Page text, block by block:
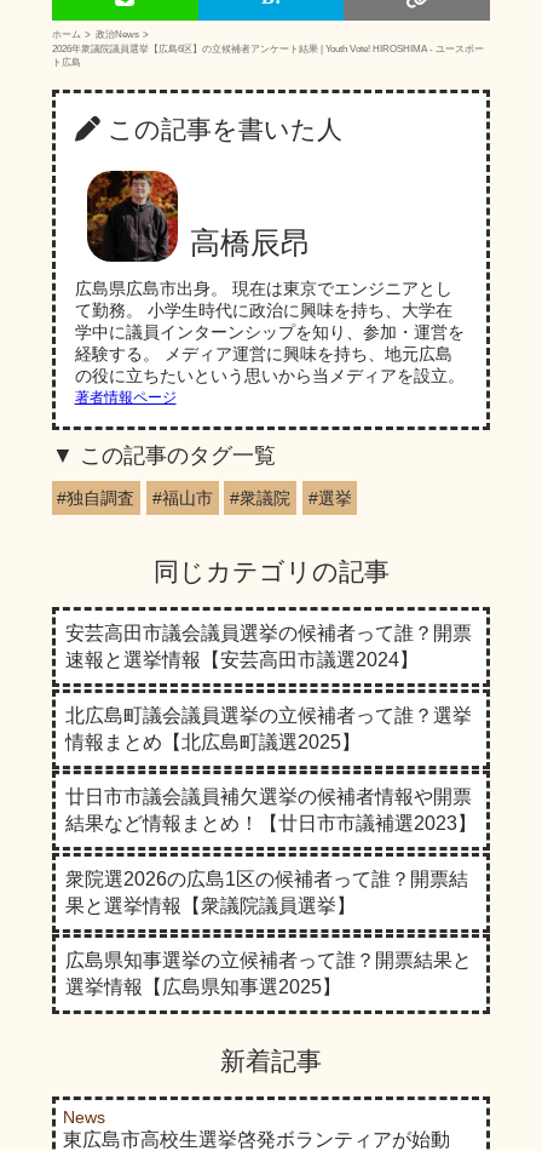
ホーム
政治News
2026年衆議院議員選挙【広島6区】の立候補者アンケート結果 | Youth Vote! HIROSHIMA - ユースボー
ト広島
この記事を書いた人
高橋辰昂
広島県広島市出身。 現在は東京でエンジニアとし
て勤務。 小学生時代に政治に興味を持ち、大学在
学中に議員インターンシップを知り、参加・運営を
経験する。 メディア運営に興味を持ち、地元広島
の役に立ちたいという思いから当メディアを設立。
著者情報ページ
この記事のタグ一覧
#独自調査 #福山市 #衆議院 #選挙
同じカテゴリの記事
安芸高田市議会議員選挙の候補者って誰？開票
速報と選挙情報【安芸高田市議選2024】
北広島町議会議員選挙の立候補者って誰？選挙
情報まとめ【北広島町議選2025】
廿日市市議会議員補欠選挙の候補者情報や開票
結果など情報まとめ！【廿日市市議補選2023】
衆院選2026の広島1区の候補者って誰？開票結
果と選挙情報【衆議院議員選挙】
広島県知事選挙の立候補者って誰？開票結果と
選挙情報【広島県知事選2025】
新着記事
News
東広島市高校生選挙啓発ボランティアが始動